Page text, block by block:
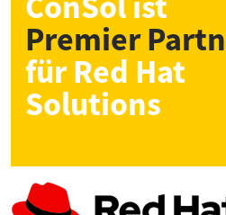
Premier
für Red Hat
Solutions